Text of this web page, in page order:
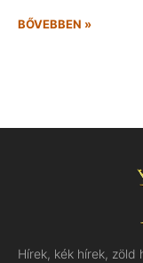
BŐVEBBEN »
Hírek, kék hírek, zöld